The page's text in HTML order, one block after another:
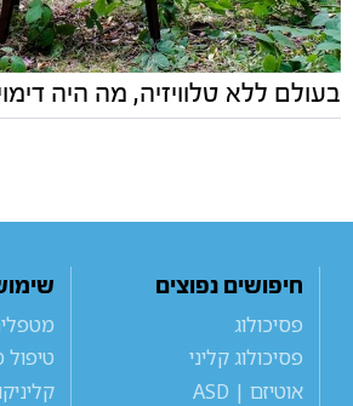
בעולם ללא טלוויזיה, מה היה
חיפושים נפוצים
פסיכולוג
פסיכולוג קליני
אוטיזם | ASD
טיפול